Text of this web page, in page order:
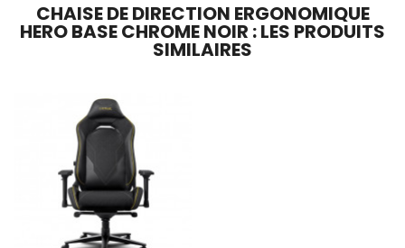
CHAISE DE DIRECTION ERGONOMIQUE
HERO BASE CHROME NOIR : LES PRODUITS
SIMILAIRES